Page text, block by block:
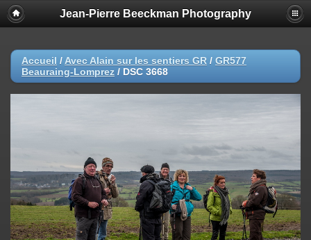
Jean-Pierre Beeckman Photography
Accueil / Avec Alain sur les sentiers GR / GR577
Beauraing-Lomprez / DSC 3668